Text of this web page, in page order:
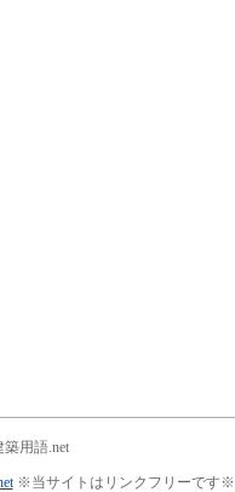
築用語.net
※当サイトはリンクフリーです※